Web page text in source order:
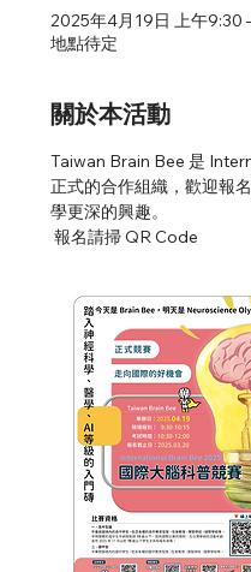
2025年4月19日 上午9:30
地點待定
關於本活動
Taiwan Brain Bee 是
正式的合作組織，歡迎報
學更深的興趣。
報名請掃 QR Code